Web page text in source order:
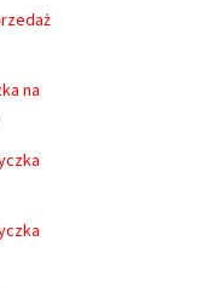
na